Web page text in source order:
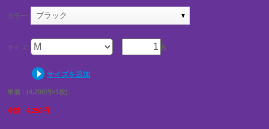
カラー ブラック
枚
サイズ
サイズを追加
単価 : (4,290円×1枚)
小計 : 4,290円